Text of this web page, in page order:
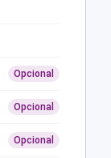
Opcional
Opcional
Opcional